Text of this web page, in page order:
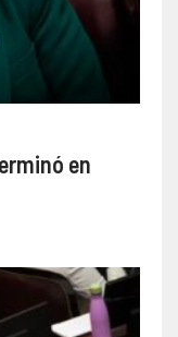
en